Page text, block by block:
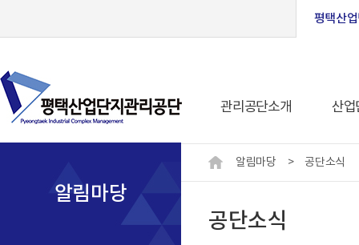
평택산
관리공단소개 산업
알림마당 > 공단소식
알림마당
공단소식